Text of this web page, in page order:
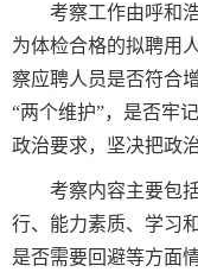
考察工作由呼和
为体检合格的拟聘用
察应聘人员是否符合
“两个维护”，是否牢
政治要求，坚决把政
考察内容主要包
行、能力素质、学习
是否需要回避等方面